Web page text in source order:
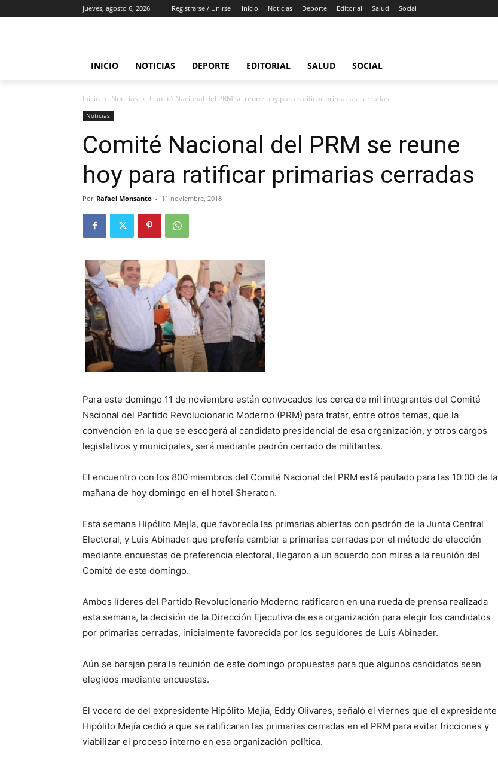
jueves, agosto 6, 2026 Registrarse / Unirse Inicio Noticias Deporte Editorial Salud Social
INICIO NOTICIAS DEPORTE EDITORIAL SALUD SOCIAL
Inicio Noticias Comité Nacional del PRM se reune hoy para ratificar primarias cerradas
Noticias
Comité Nacional del PRM se reune
hoy para ratificar primarias cerradas
Por Rafael Monsanto - 11 noviembre, 2018
Para este domingo 11 de noviembre están convocados los cerca de mil integrantes del Comité
Nacional del Partido Revolucionario Moderno (PRM) para tratar, entre otros temas, que la
convención en la que se escogerá al candidato presidencial de esa organización, y otros cargos
legislativos y municipales, será mediante padrón cerrado de militantes.
El encuentro con los 800 miembros del Comité Nacional del PRM está pautado para las 10:00 de la
mañana de hoy domingo en el hotel Sheraton.
Esta semana Hipólito Mejía, que favorecía las primarias abiertas con padrón de la Junta Central
Electoral, y Luis Abinader que prefería cambiar a primarias cerradas por el método de elección
mediante encuestas de preferencia electoral, llegaron a un acuerdo con miras a la reunión del
Comité de este domingo.
Ambos líderes del Partido Revolucionario Moderno ratificaron en una rueda de prensa realizada
esta semana, la decisión de la Dirección Ejecutiva de esa organización para elegir los candidatos
por primarias cerradas, inicialmente favorecida por los seguidores de Luis Abinader.
Aún se barajan para la reunión de este domingo propuestas para que algunos candidatos sean
elegidos mediante encuestas.
El vocero de del expresidente Hipólito Mejía, Eddy Olivares, señaló el viernes que el expresidente
Hipólito Mejía cedió a que se ratificaran las primarias cerradas en el PRM para evitar fricciones y
viabilizar el proceso interno en esa organización política.